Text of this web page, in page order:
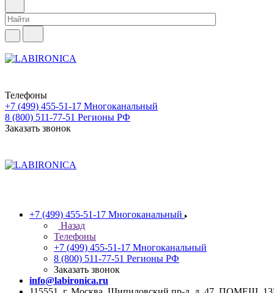
Телефоны
+7 (499) 455-51-17 Многоканальный
8 (800) 511-77-51 Регионы РФ
Заказать звонок
+7 (499) 455-51-17 Многоканальный
Назад
Телефоны
+7 (499) 455-51-17 Многоканальный
8 (800) 511-77-51 Регионы РФ
Заказать звонок
info@labironica.ru